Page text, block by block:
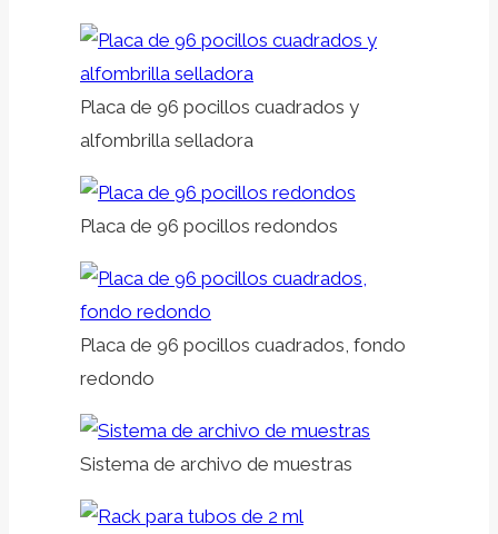
Placa de 96 pocillos cuadrados y
alfombrilla selladora
Placa de 96 pocillos redondos
Placa de 96 pocillos cuadrados, fondo
redondo
Sistema de archivo de muestras